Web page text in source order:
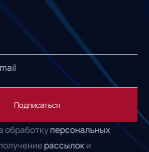
Подписаться
обработкуперсональных
рассылоки